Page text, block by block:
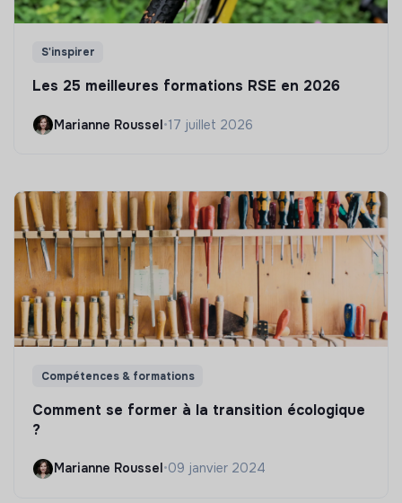
S'inspirer
Les 25 meilleures formations RSE en 2026
Marianne Roussel•17 juillet 2026
Compétences & formations
Comment se former à la transition écologique
?
Marianne Roussel •09 janvier 2024